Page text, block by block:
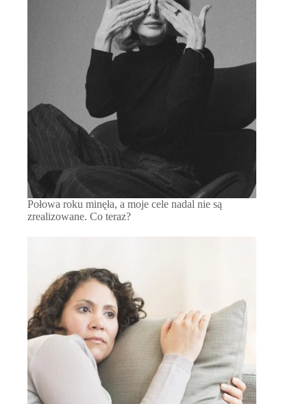
Połowa roku minęła, a moje cele nadal nie są
zrealizowane. Co teraz?